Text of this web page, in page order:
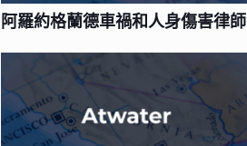
阿羅約格蘭德車禍和人身傷害律師